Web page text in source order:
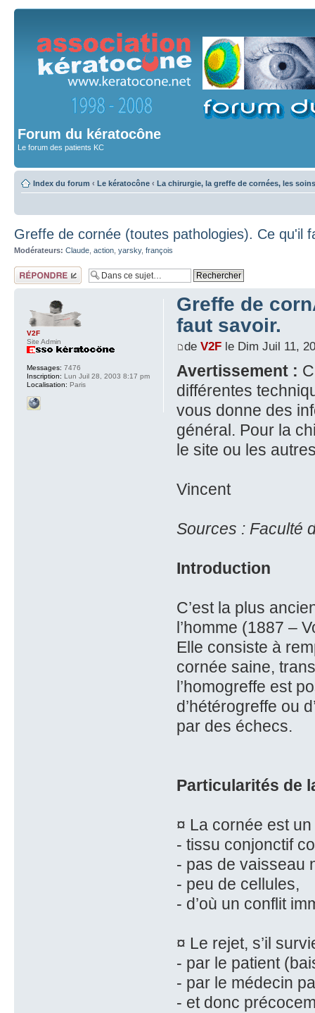
Forum du kératocône
Le forum des patients KC
Index du forum ‹ Le kératocône ‹ La chirurgie, la greffe de cornées, les
Greffe de cornée (toutes pathologies). Ce qu'il
Modérateurs: Claude action yarsky, françois
Répondre
Greffe de
faut savoir.
de V2Fle Dim Juil 11,
Avertissement :
différentes
vous donne des
général. Pour la
le site ou les
Vincent
Sources : Faculté
Introduction
C’est la plus
l’homme (1887 –
Elle consiste à
cornée saine,
l’homogreffe est
d’hétérogreffe ou
par des échecs.
Particularités de
¤ La cornée est
- tissu conjonctif
- pas de vaisseau
- peu de cellules,
- d’où un conflit
¤ Le rejet, s’il
- par le patient
- par le médecin
- et donc
V2F
Site Admin
Messages: 7476
Inscription: Lun Juil 28, 2003 8:17 pm
Localisation: Paris